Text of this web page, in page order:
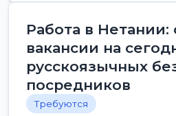
Работа в Нетании:
вакансии на
русскоязычных
посредников
Требуются